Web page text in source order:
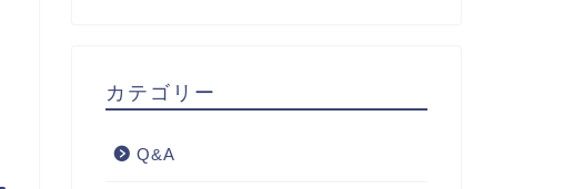
カテゴリー
Q&A